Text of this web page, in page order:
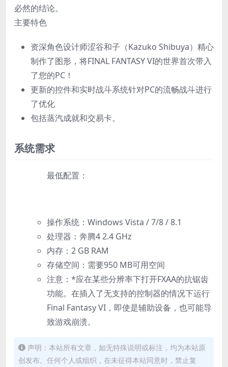
必然的结论。
主要特色
资深角色设计师涩谷和子（Kazuko Shibuya）精心
制作了图形，将FINAL FANTASY VI的世界首次带入
了您的PC！
更新的控件和实时战斗系统针对PC的流畅战斗进行
了优化
包括蒸汽成就和交易卡。
系统需求
最低配置：
操作系统：Windows Vista / 7/8 / 8.1
处理器：奔腾4 2.4 GHz
内存：2 GB RAM
存储空间：需要950 MB可用空间
注意：*应在某些分辨率下打开FXAA的抗锯齿
功能。在插入了无支持的控制器的情况下运行
Final Fantasy VI，即使是辅助设备，也可能导
致游戏崩溃。
声明：本站所有文章，如无特殊说明或标注，均为本站原
创发布。任何个人或组织，在未征得本站同意时，禁止复